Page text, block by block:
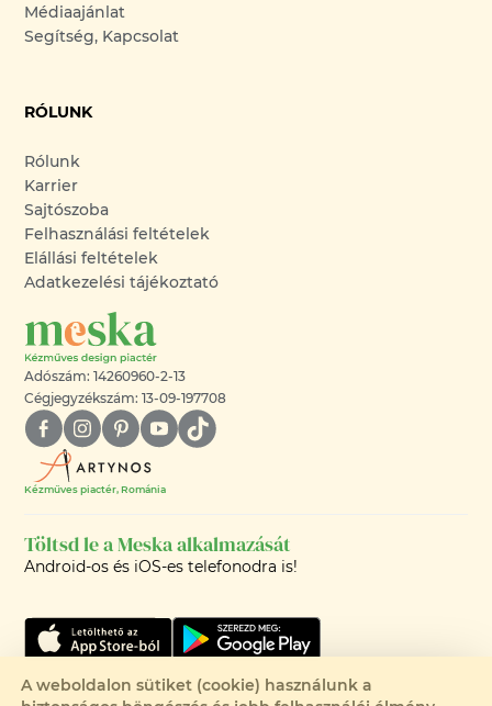
Médiaajánlat
Segítség, Kapcsolat
RÓLUNK
Rólunk
Karrier
Sajtószoba
Felhasználási feltételek
Elállási feltételek
Adatkezelési tájékoztató
Adószám: 14260960-2-13
Cégjegyzékszám: 13-09-197708
Kézműves piactér, Románia
Töltsd le a Meska alkalmazását
Android-os és iOS-es telefonodra is!
A weboldalon sütiket (cookie) használunk a